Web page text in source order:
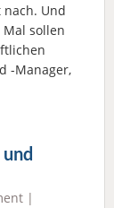
Und
sollen
-Manager,
|